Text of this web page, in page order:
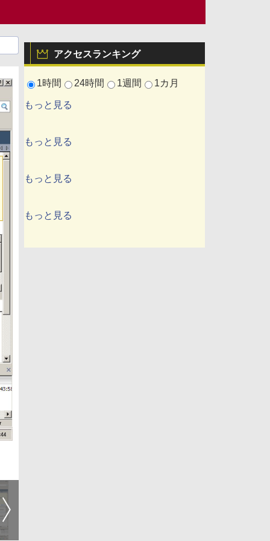
アクセスランキング
1時間 24時間 1週間 1カ月
もっと見る
もっと見る
もっと見る
もっと見る